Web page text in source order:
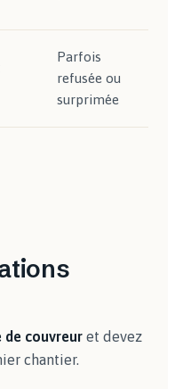
Parfois
refusée ou
surprimée
couvreur et devez
chantier.